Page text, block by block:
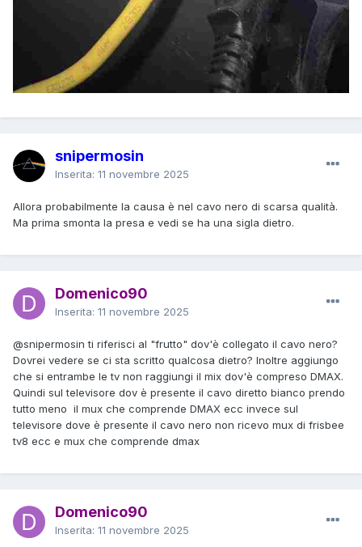
snipermosin
Inserita: 11 novembre 2025
Allora probabilmente la causa è nel cavo nero di scarsa qualità.
Ma prima smonta la presa e vedi se ha una sigla dietro.
Domenico90
Inserita: 11 novembre 2025
@snipermosin ti riferisci al "frutto" dov'è collegato il cavo nero?
Dovrei vedere se ci sta scritto qualcosa dietro? Inoltre aggiungo
che si entrambe le tv non raggiungi il mix dov'è compreso DMAX.
Quindi sul televisore dov è presente il cavo diretto bianco prendo
tutto meno il mux che comprende DMAX ecc invece sul
televisore dove è presente il cavo nero non ricevo mux di frisbee
tv8 ecc e mux che comprende dmax
Domenico90
Inserita: 11 novembre 2025